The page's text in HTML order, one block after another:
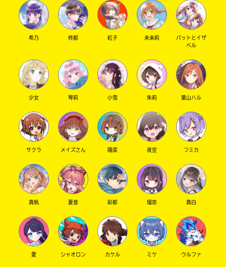
希乃 柊都 紅子 未来莉
パットとイザ
ベル
少女 琴莉 小雪 朱莉 葉山ハル
サクラ メイズさん 陽菜 夜空 フミカ
真帆 夏音 彩都 瑠奈 真白
愛 シャオロン カケル ミケ ウルファ